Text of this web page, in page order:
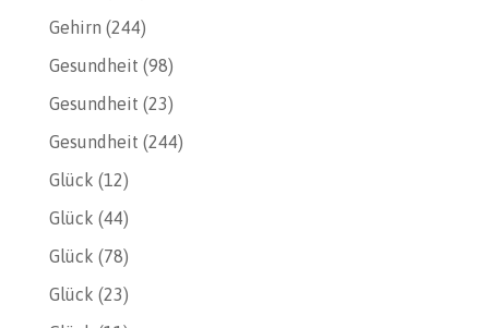
Gehirn (244)
Gesundheit (98)
Gesundheit (23)
Gesundheit (244)
Glück (12)
Glück (44)
Glück (78)
Glück (23)